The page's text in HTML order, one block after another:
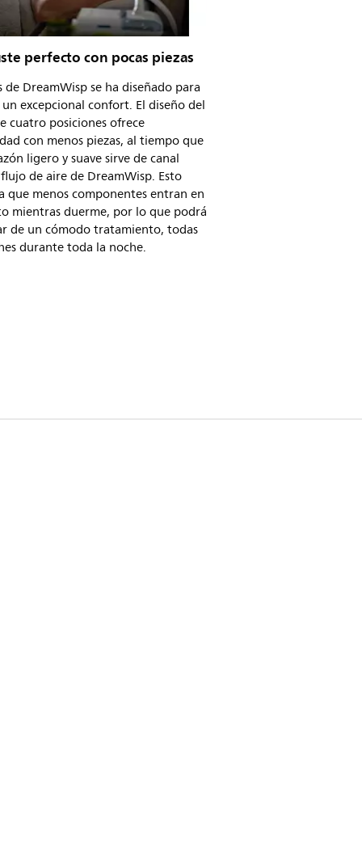
perfecto con pocas piezas
de DreamWisp se ha diseñado para
excepcional confort. El diseño del
cuatro posiciones ofrece
con menos piezas, al tiempo que
ligero y suave sirve de canal
de aire de DreamWisp. Esto
que menos componentes entran en
mientras duerme, por lo que podrá
de un cómodo tratamiento, todas
durante toda la noche.